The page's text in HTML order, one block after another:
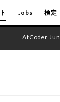
Jobs 検定
AtCoder